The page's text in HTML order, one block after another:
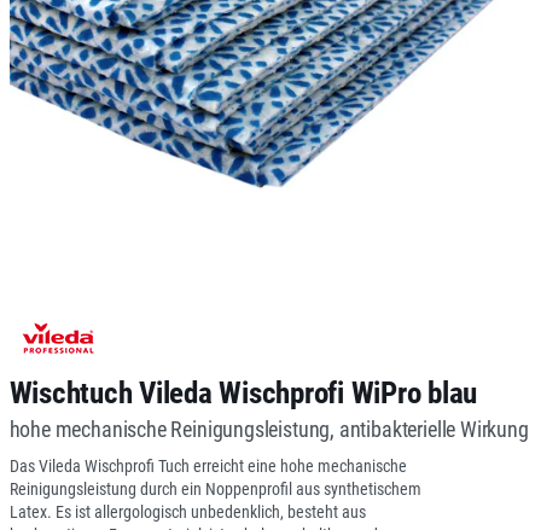
Wischtuch Vileda Wischprofi WiPro blau
hohe mechanische Reinigungsleistung, antibakterielle Wirkung
Das Vileda Wischprofi Tuch erreicht eine hohe mechanische
Reinigungsleistung durch ein Noppenprofil aus synthetischem
Latex. Es ist allergologisch unbedenklich, besteht aus